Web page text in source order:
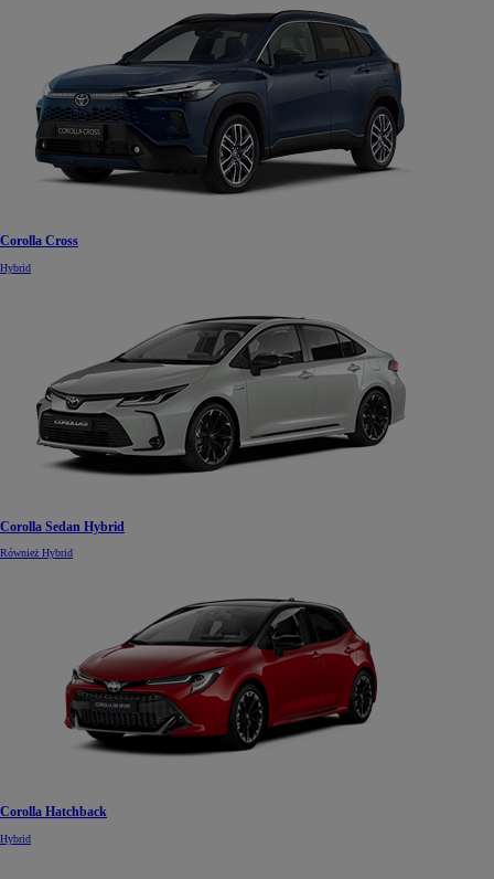
Corolla Cross
Hybrid
Corolla Sedan Hybrid
Również Hybrid
Corolla Hatchback
Hybrid